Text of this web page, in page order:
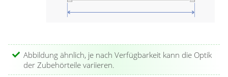
Abbildung ähnlich, je nach Verfügbarkeit kann die Optik
der Zubehörteile variieren.